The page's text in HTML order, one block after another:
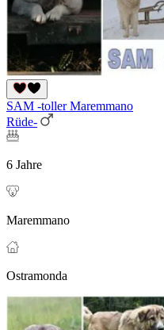
SAM -toller Maremmano
Rüde-
6 Jahre
Maremmano
Ostramonda